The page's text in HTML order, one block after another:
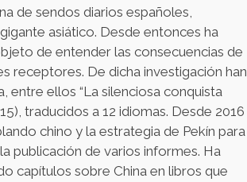
de sendos diarios españoles,
asiático. Desde entonces ha
de entender las consecuencias de
receptores. De dicha investigación han
ellos “La silenciosa conquista
traducidos a 12 idiomas. Desde 2016
chino y la estrategia de Pekín para
publicación de varios informes. Ha
capítulos sobre China en libros que